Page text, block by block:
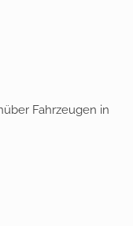
Fahrzeugen in